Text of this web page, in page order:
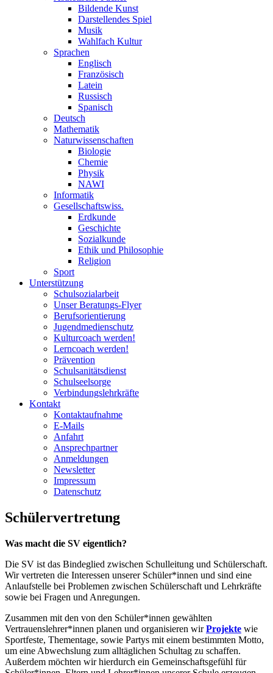
Bildende Kunst
Darstellendes Spiel
Musik
Wahlfach Kultur
Sprachen
Englisch
Französisch
Latein
Russisch
Spanisch
Deutsch
Mathematik
Naturwissenschaften
Biologie
Chemie
Physik
NAWI
Informatik
Gesellschaftswiss.
Erdkunde
Geschichte
Sozialkunde
Ethik und Philosophie
Religion
Sport
Unterstützung
Schulsozialarbeit
Unser Beratungs-Flyer
Berufsorientierung
Jugendmedienschutz
Kulturcoach werden!
Lerncoach werden!
Prävention
Schulsanitätsdienst
Schulseelsorge
Verbindungslehrkräfte
Kontakt
Kontaktaufnahme
E-Mails
Anfahrt
Ansprechpartner
Anmeldungen
Newsletter
Impressum
Datenschutz
Schülervertretung
Was macht die SV eigentlich?
Die SV ist das Bindeglied zwischen Schulleitung und Schülerschaft.
Wir vertreten die Interessen unserer Schüler*innen und sind eine
Anlaufstelle bei Problemen zwischen Schülerschaft und Lehrkräfte
sowie bei Fragen und Anregungen.
Zusammen mit den von den Schüler*innen gewählten
Vertrauenslehrer*innen planen und organisieren wirProjekte wie
Sportfeste, Thementage, sowie Partys mit einem bestimmten Motto,
um eine Abwechslung zum alltäglichen Schultag zu schaffen.
Außerdem möchten wir hierdurch ein Gemeinschaftsgefühl für